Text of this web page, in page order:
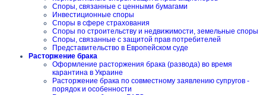
Споры, связанные с ценными бумагами
Инвестиционные споры
Споры в сфере страхования
Споры по строительству и недвижимости, земельные споры
Споры, связанные с защитой прав потребителей
Представительство в Европейском суде
Расторжение брака
Оформление расторжения брака (развода) во время
карантина в Украине
Расторжение брака по совместному заявлению супругов -
порядок и особенности